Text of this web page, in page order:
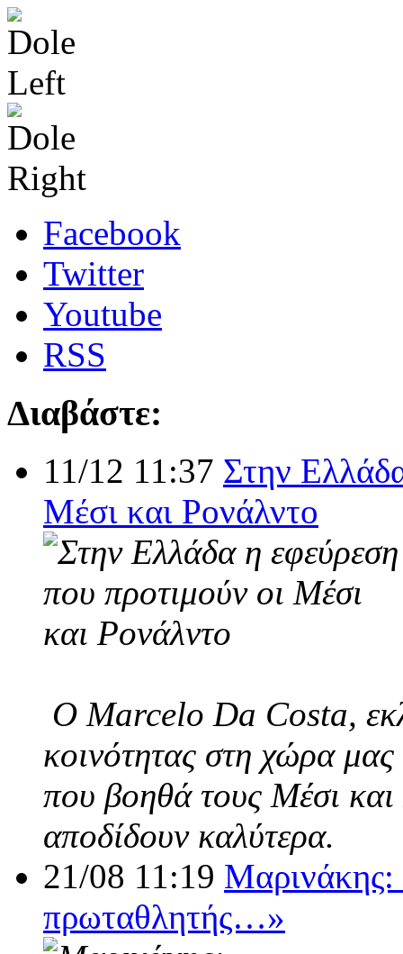
Facebook
Twitter
Youtube
RSS
Διαβάστε:
11/12 11:37 Στην
Μέσι και Ρονάλντο
Ο Marcelo Da Costa,
κοινότητας στη χώρα
που βοηθά τους Μέσι και
αποδίδουν καλύτερα.
21/08 11:19 Μαρινάκης:
πρωταθλητής…»